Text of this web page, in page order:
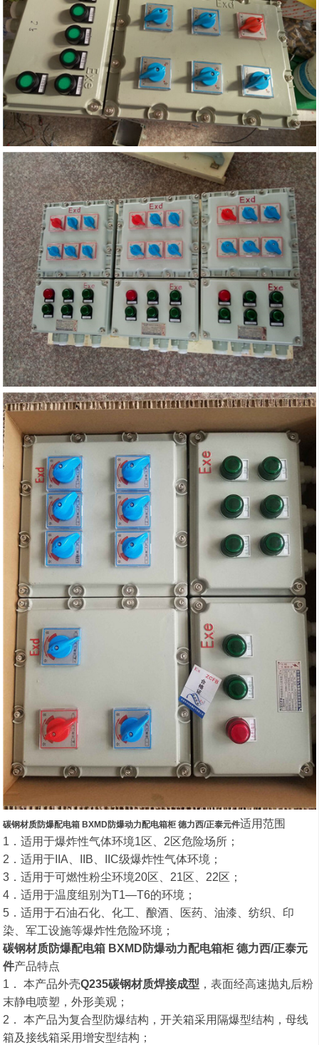
碳钢材质防爆配电箱 BXMD防爆动力配电箱柜 德力西/正泰元件适用范围
1．适用于爆炸性气体环境1区、2区危险场所；
2．适用于IIA、IIB、IIC级爆炸性气体环境；
3．适用于可燃性粉尘环境20区、21区、22区；
4．适用于温度组别为T1—T6的环境；
5．适用于石油石化、化工、酿酒、医药、油漆、纺织、印
染、军工设施等爆炸性危险环境；
碳钢材质防爆配电箱 BXMD防爆动力配电箱柜 德力西/正泰元
件产品特点
1． 本产品外壳Q235碳钢材质焊接成型 ，表面经高速抛丸后粉
末静电喷塑，外形美观；
2． 本产品为复合型防爆结构，开关箱采用隔爆型结构，母线
箱及接线箱采用增安型结构；